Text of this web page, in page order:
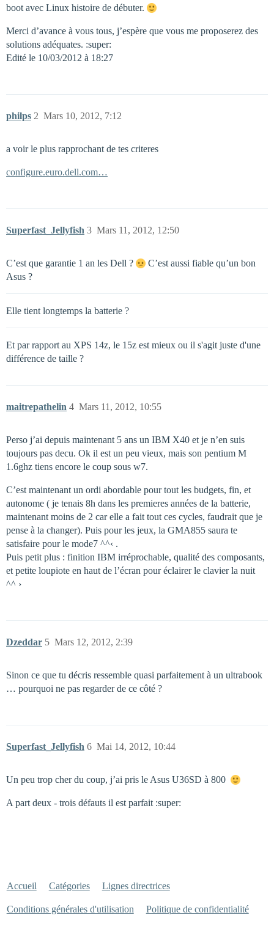
boot avec Linux histoire de débuter.
Merci d’avance à vous tous, j’espère que vous me proposerez des
solutions adéquates. :super:
Edité le 10/03/2012 à 18:27
philps Mars 10, 2012, 7:12
2
a voir le plus rapprochant de tes criteres
configure.euro.dell.com…
Superfast_Jellyfish Mars 11, 2012, 12:50
3
C’est que garantie 1 an les Dell ?
C’est aussi fiable qu’un bon
Asus ?
Elle tient longtemps la batterie ?
Et par rapport au XPS 14z, le 15z est mieux ou il s'agit juste d'une
différence de taille ?
maitrepathelin Mars 11, 2012, 10:55
4
Perso j’ai depuis maintenant 5 ans un IBM X40 et je n’en suis
toujours pas decu. Ok il est un peu vieux, mais son pentium M
1.6ghz tiens encore le coup sous w7.
C’est maintenant un ordi abordable pour tout les budgets, fin, et
autonome ( je tenais 8h dans les premieres années de la batterie,
maintenant moins de 2 car elle a fait tout ces cycles, faudrait que je
pense à la changer). Puis pour les jeux, la GMA855 saura te
satisfaire pour le mode7 ^^‹ .
Puis petit plus : finition IBM irréprochable, qualité des composants,
et petite loupiote en haut de l’écran pour éclairer le clavier la nuit
^^ ›
Dzeddar Mars 12, 2012, 2:39
5
Sinon ce que tu décris ressemble quasi parfaitement à un ultrabook
… pourquoi ne pas regarder de ce côté ?
Superfast_Jellyfish Mai 14, 2012, 10:44
6
Un peu trop cher du coup, j’ai pris le Asus U36SD à 800 
A part deux - trois défauts il est parfait :super:
Accueil Catégories Lignes directrices
Conditions générales d'utilisation Politique de confidentialité